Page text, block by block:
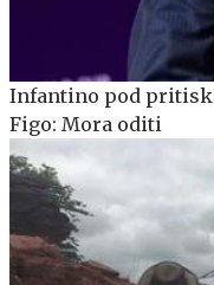
Infantino pod
Figo: Mora oditi